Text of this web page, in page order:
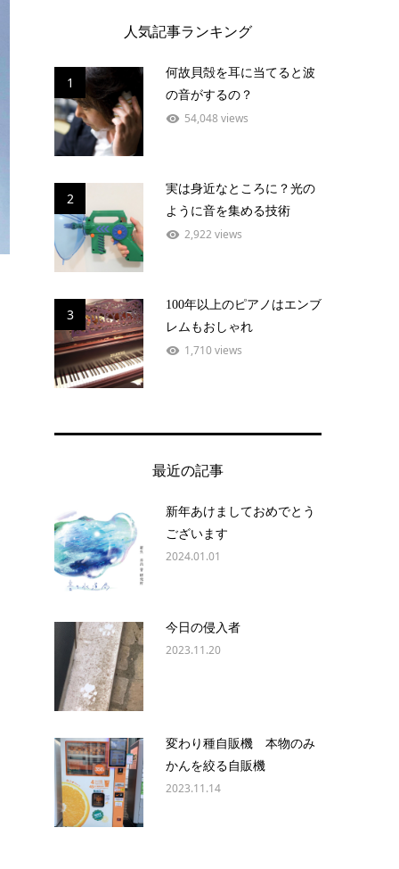
人気記事ランキング
1
何故貝殻を耳に当てると波
の音がするの？
54,048 views
2
実は身近なところに？光の
ように音を集める技術
2,922 views
3
100年以上のピアノはエンブ
レムもおしゃれ
1,710 views
最近の記事
新年あけましておめでとう
ございます
2024.01.01
今日の侵入者
2023.11.20
変わり種自販機 本物のみ
かんを絞る自販機
2023.11.14